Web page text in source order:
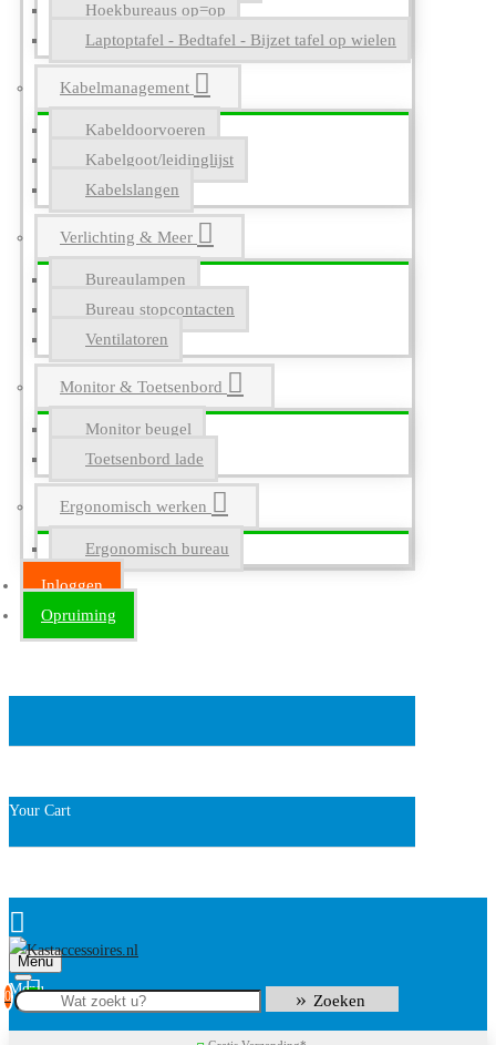
Hoekbureaus op=op
Laptoptafel - Bedtafel - Bijzet tafel op wielen
Kabelmanagement
Kabeldoorvoeren
Kabelgoot/leidinglijst
Kabelslangen
Verlichting & Meer
Bureaulampen
Bureau stopcontacten
Ventilatoren
Monitor & Toetsenbord
Monitor beugel
Toetsenbord lade
Ergonomisch werken
Ergonomisch bureau
Inloggen
Opruiming
Your Cart
Menu
0 Zoeken